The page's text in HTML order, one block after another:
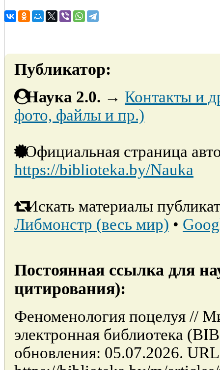
Публикатор:
Наука 2.0. → Контакты и
фото, файлы и пр.)
Официальная страница
https://biblioteka.by/Nauka
Искать материалы
Либмонстр (весь мир) •
Постоянная ссылка для
цитирования):
Феноменология поцелуя //
электронная библиотека
обновления: 05.07.2026.